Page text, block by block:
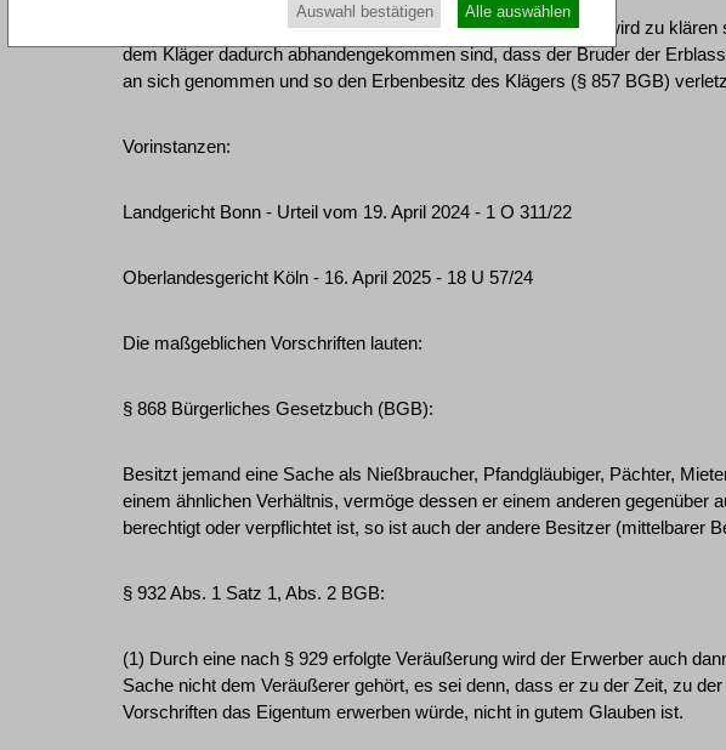
Sollte die Beklagte bei dem Erwerb gutgläubig gewesen sein, wird zu
dem Kläger dadurch abhandengekommen sind, dass der Bruder der
an sich genommen und so den Erbenbesitz des Klägers (§ 857 BGB)
Vorinstanzen:
Landgericht Bonn - Urteil vom 19. April 2024 - 1 O 311/22
Oberlandesgericht Köln - 16. April 2025 - 18 U 57/24
Die maßgeblichen Vorschriften lauten:
§ 868 Bürgerliches Gesetzbuch (BGB):
Besitzt jemand eine Sache als Nießbraucher, Pfandgläubiger, Pächter,
einem ähnlichen Verhältnis, vermöge dessen er einem anderen gegenüber
berechtigt oder verpflichtet ist, so ist auch der andere Besitzer (mittelbarer
§ 932 Abs. 1 Satz 1, Abs. 2 BGB:
(1) Durch eine nach § 929 erfolgte Veräußerung wird der Erwerber auch
Sache nicht dem Veräußerer gehört, es sei denn, dass er zu der Zeit, zu
Vorschriften das Eigentum erwerben würde, nicht in gutem Glauben ist.
Auswahl bestätigen Alle auswählen